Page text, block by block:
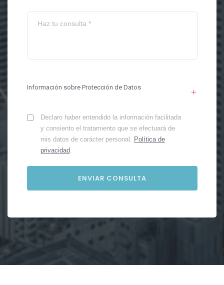
Información sobre Protección de Datos
Declaro haber entendido la información facilitada
y consiento el tratamiento que se efectuará de
mis datos de carácter personal. Política de
privacidad.